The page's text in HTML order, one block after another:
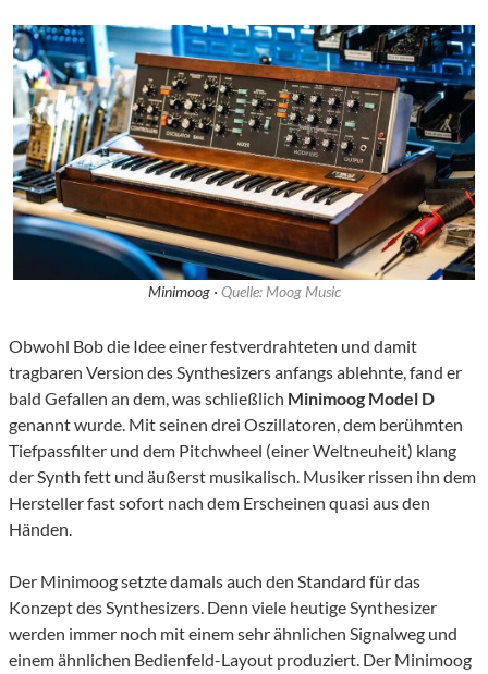
Minimoog · Quelle: Moog Music
Obwohl Bob die Idee einer festverdrahteten und damit
tragbaren Version des Synthesizers anfangs ablehnte, fand er
bald Gefallen an dem, was schließlich Minimoog Model D
genannt wurde. Mit seinen drei Oszillatoren, dem berühmten
Tiefpassfilter und dem Pitchwheel (einer Weltneuheit) klang
der Synth fett und äußerst musikalisch. Musiker rissen ihn dem
Hersteller fast sofort nach dem Erscheinen quasi aus den
Händen.
Der Minimoog setzte damals auch den Standard für das
Konzept des Synthesizers. Denn viele heutige Synthesizer
werden immer noch mit einem sehr ähnlichen Signalweg und
einem ähnlichen Bedienfeld-Layout produziert. Der Minimoog